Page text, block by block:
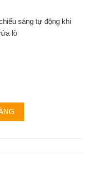
sáng tự động khi
lò
Âm tủ số lượng